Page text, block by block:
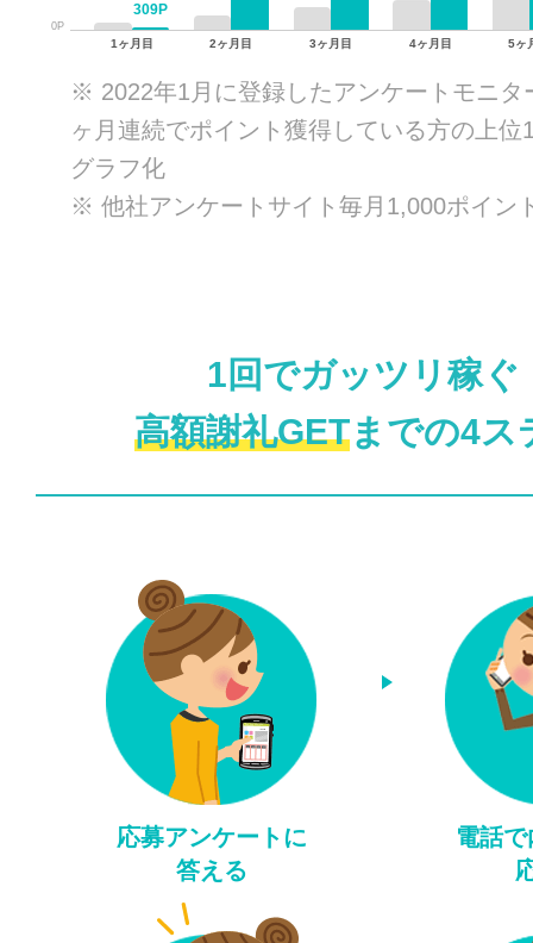
0P
309P
1ヶ月目 2ヶ月目 3ヶ月目 4ヶ月目 5ヶ
※ 2022年1月に登録したアンケートモニタ
ヶ月連続でポイント獲得している方の上位
グラフ化
※ 他社アンケートサイト毎月1,000ポイン
1回でガッツリ稼ぐ
高額謝礼GETまでの4ス
応募アンケートに
答える
電話